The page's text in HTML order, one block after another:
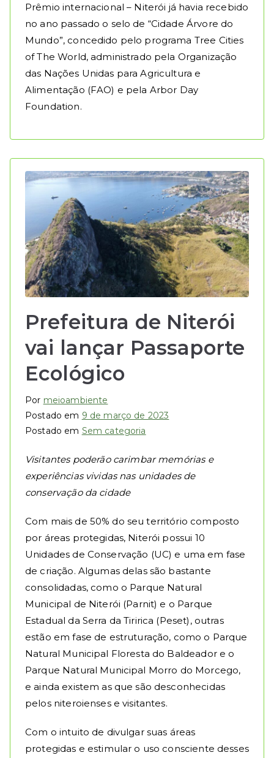
Prêmio internacional – Niterói já havia recebido
no ano passado o selo de “Cidade Árvore do
Mundo”, concedido pelo programa Tree Cities
of The World, administrado pela Organização
das Nações Unidas para Agricultura e
Alimentação (FAO) e pela Arbor Day
Foundation.
Prefeitura de Niterói
vai lançar Passaporte
Ecológico
Por meioambiente
Postado em 9 de março de 2023
Postado em Sem categoria
Visitantes poderão carimbar memórias e
experiências vividas nas unidades de
conservação da cidade
Com mais de 50% do seu território composto
por áreas protegidas, Niterói possui 10
Unidades de Conservação (UC) e uma em fase
de criação. Algumas delas são bastante
consolidadas, como o Parque Natural
Municipal de Niterói (Parnit) e o Parque
Estadual da Serra da Tiririca (Peset), outras
estão em fase de estruturação, como o Parque
Natural Municipal Floresta do Baldeador e o
Parque Natural Municipal Morro do Morcego,
e ainda existem as que são desconhecidas
pelos niteroienses e visitantes.
Com o intuito de divulgar suas áreas
protegidas e estimular o uso consciente desses